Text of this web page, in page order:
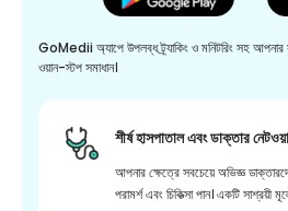
GoMedii অ্যাপে উপলব্ধ ট্র্যাকিং ও মনিটরিং সহ আপনার
ওয়ান-স্টপ সমাধান।
শীর্ষ হাসপাতাল এবং ডাক্তার
আপনার ক্ষেত্রে সবচেয়ে অভিজ্ঞ
পরামর্শ এবং চিকিত্সা পান। একটি সাশ্রয়ী